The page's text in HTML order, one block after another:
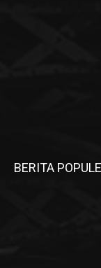
BERITA